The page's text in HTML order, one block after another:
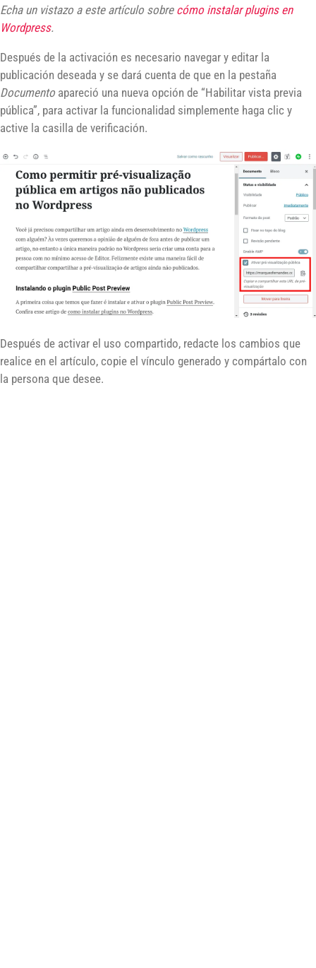
Echa un vistazo a este artículo sobre cómo instalar plugins en
Wordpress.
Después de la activación es necesario navegar y editar la
publicación deseada y se dará cuenta de que en la pestaña
Documento apareció una nueva opción de “Habilitar vista previa
pública”, para activar la funcionalidad simplemente haga clic y
active la casilla de verificación.
Después de activar el uso compartido, redacte los cambios que
realice en el artículo, copie el vínculo generado y compártalo con
la persona que desee.